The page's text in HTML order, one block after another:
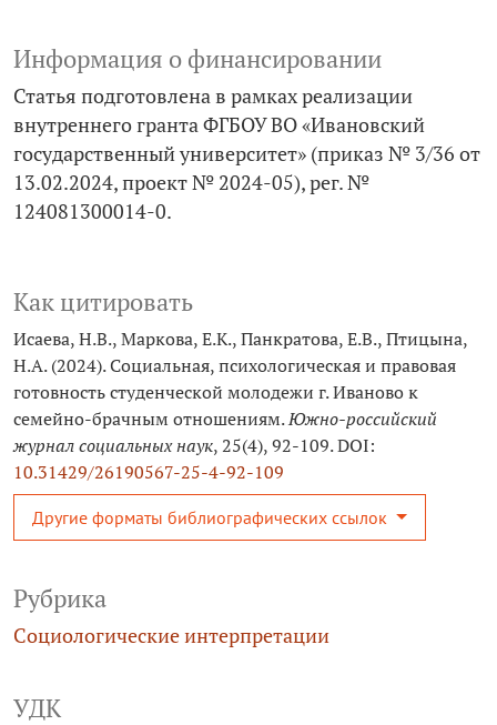
Рубрика
Социологические интерпретации
УДК
Как цитировать
Исаева, Н.В., Маркова, Е.К., Панкратова, Е.В., Птицына,
Н.А. (2024). Социальная, психологическая и правовая
готовность студенческой молодежи г. Иваново к
семейно-брачным отношениям.Южно-российский
журнал социальных наук, 25(4), 92-109. DOI:
10.31429/26190567-25-4-92-109
Другие форматы библиографических ссылок
Информация о финансировании
Статья подготовлена в рамках реализации
внутреннего гранта ФГБОУ ВО «Ивановский
государственный университет» (приказ № 3/36 от
13.02.2024, проект № 2024-05), рег. №
124081300014-0.